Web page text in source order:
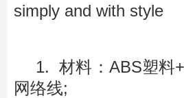
simply and with style
1. 材料：ABS塑料
网络线;